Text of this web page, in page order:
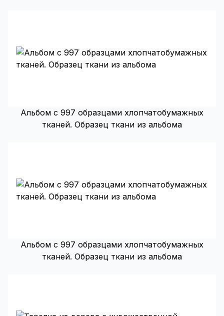
Альбом с 997 образцами хлопчатобумажных
тканей. Образец ткани из альбома
Альбом с 997 образцами хлопчатобумажных
тканей. Образец ткани из альбома